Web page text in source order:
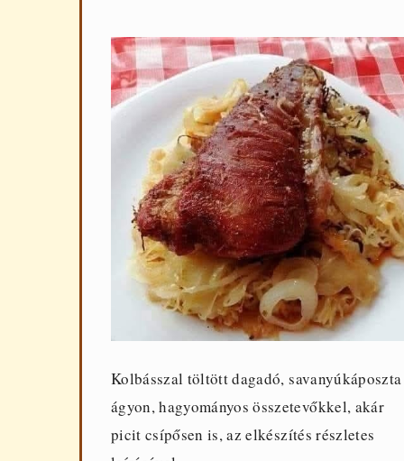
Kolbásszal töltött dagadó, savanyúkáposzta
ágyon, hagyományos összetevőkkel, akár
picit csípősen is, az elkészítés részletes